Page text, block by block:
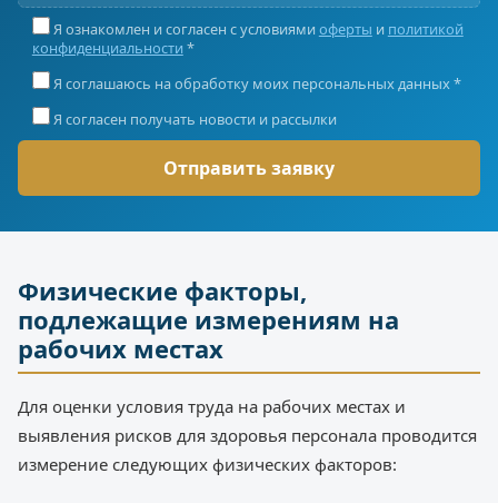
Я ознакомлен и согласен с условиями оферты и политикой
конфиденциальности *
Я соглашаюсь на обработку моих персональных данных *
Я согласен получать новости и рассылки
Физические факторы,
подлежащие измерениям на
рабочих местах
Для оценки условия труда на рабочих местах и
выявления рисков для здоровья персонала проводится
измерение следующих физических факторов: